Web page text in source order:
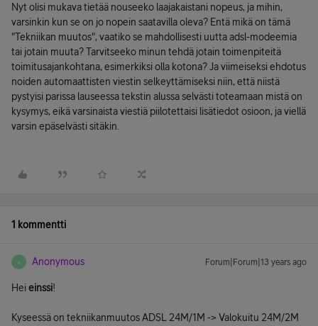
Nyt olisi mukava tietää nouseeko laajakaistani nopeus, ja mihin,
varsinkin kun se on jo nopein saatavilla oleva? Entä mikä on tämä
"Tekniikan muutos", vaatiko se mahdollisesti uutta adsl-modeemia
tai jotain muuta? Tarvitseeko minun tehdä jotain toimenpiteitä
toimitusajankohtana, esimerkiksi olla kotona? Ja viimeiseksi ehdotus
noiden automaattisten viestin selkeyttämiseksi niin, että niistä
pystyisi parissa lauseessa tekstin alussa selvästi toteamaan mistä on
kysymys, eikä varsinaista viestiä piilotettaisi lisätiedot osioon, ja viellä
varsin epäselvästi sitäkin.
1 kommentti
A Anonymous Forum|Forum|13 years ago
Heieinssi!
Kyseessä on tekniikanmuutos ADSL 24M/1M -> Valokuitu 24M/2M